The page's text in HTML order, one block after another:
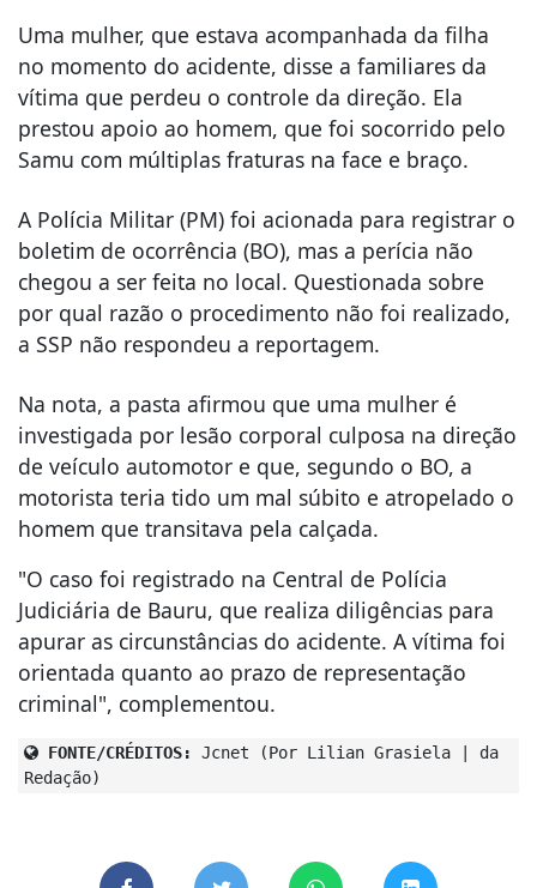
Uma mulher, que estava acompanhada da filha
no momento do acidente, disse a familiares da
vítima que perdeu o controle da direção. Ela
prestou apoio ao homem, que foi socorrido pelo
Samu com múltiplas fraturas na face e braço.
A Polícia Militar (PM) foi acionada para registrar o
boletim de ocorrência (BO), mas a perícia não
chegou a ser feita no local. Questionada sobre
por qual razão o procedimento não foi realizado,
a SSP não respondeu a reportagem.
Na nota, a pasta afirmou que uma mulher é
investigada por lesão corporal culposa na direção
de veículo automotor e que, segundo o BO, a
motorista teria tido um mal súbito e atropelado o
homem que transitava pela calçada.
"O caso foi registrado na Central de Polícia
Judiciária de Bauru, que realiza diligências para
apurar as circunstâncias do acidente. A vítima foi
orientada quanto ao prazo de representação
criminal", complementou.
FONTE/CRÉDITOS:
Jcnet (Por Lilian Grasiela | da
Redação)